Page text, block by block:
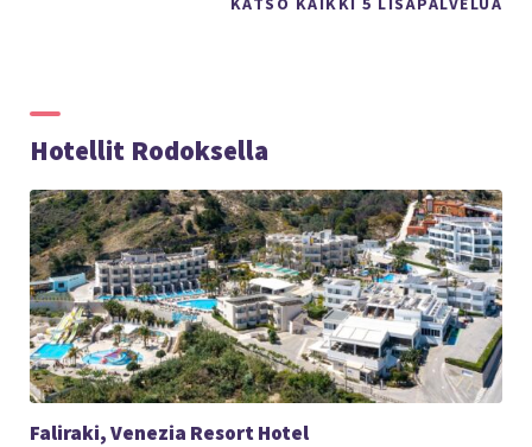
Hotellit Rodoksella
Faliraki, Venezia Resort Hotel